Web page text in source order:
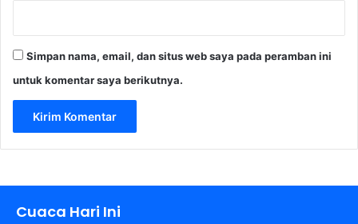
Simpan nama, email, dan situs web saya pada peramban ini
untuk komentar saya berikutnya.
Cuaca Hari Ini